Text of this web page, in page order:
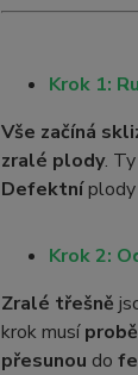
Krok 1:
Vše začíná
zralé plody.
Defektníplody
Krok 2:
Zralé třešně
krok musí
přesunou do